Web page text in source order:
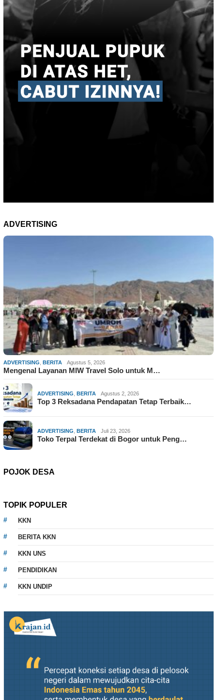
ADVERTISING
ADVERTISING BERITA Agustus 5, 2026
Mengenal Layanan MIW Travel Solo untuk M…
ADVERTISING BERITA Agustus 2, 2026
Top 3 Reksadana Pendapatan Tetap Terbaik…
ADVERTISING BERITA Juli 23, 2026
Toko Terpal Terdekat di Bogor untuk Peng…
POJOK DESA
TOPIK POPULER
KKN
BERITA KKN
KKN UNS
PENDIDIKAN
KKN UNDIP